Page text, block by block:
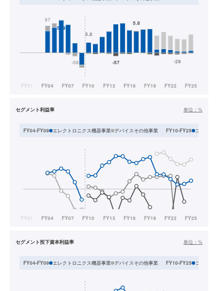
セグメント利益率 単位： %
FY04-FY09 エレクトロニクス機器事業 デバイスその他事業 FY10-FY25 コンシュ
セグメント投下資本利益率 単位： %
FY04-FY09 エレクトロニクス機器事業 デバイスその他事業 FY10-FY25 コンシュ